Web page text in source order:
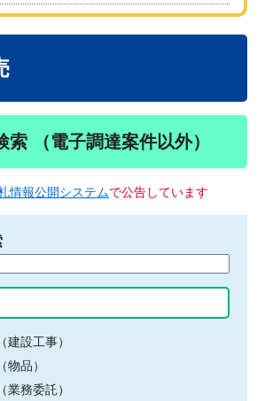
索 （電子調達案件以外）
情報公開システムで公告しています
建設工事）
物品）
業務委託）